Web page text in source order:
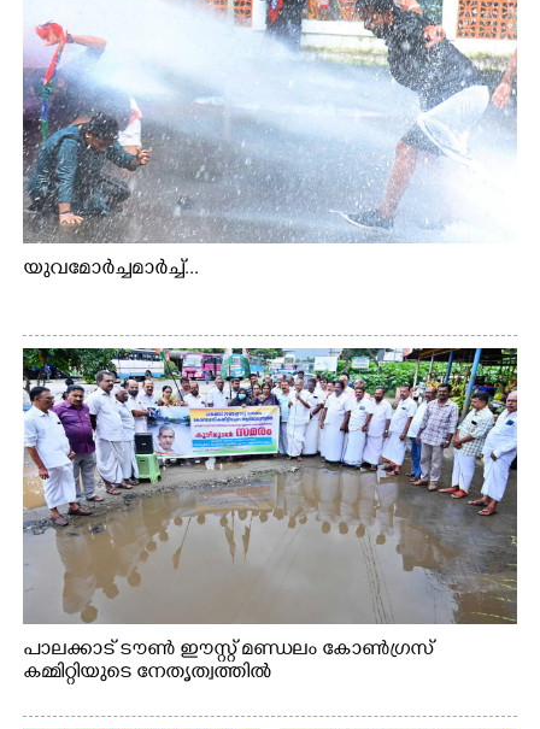
യുവമോർച്ചമാർച്ച്...
പാലക്കാട് ടൗൺ ഈസ്റ്റ് മണ്ഡലം കോൺഗ്രസ്
കമ്മിറ്റിയുടെ നേതൃത്വത്തിൽ